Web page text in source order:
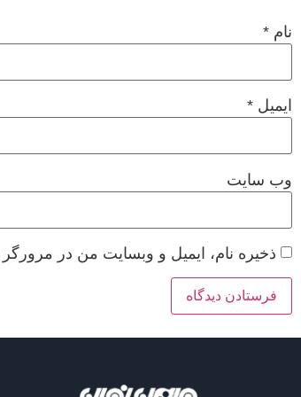
نام *
ایمیل *
وب‌ سایت
ذخیره نام، ایمیل و وبسایت من در